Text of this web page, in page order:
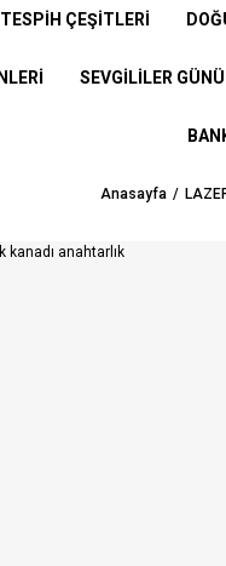
ÇEŞİTLERİ
SEVGİLİLER
Anasayfa